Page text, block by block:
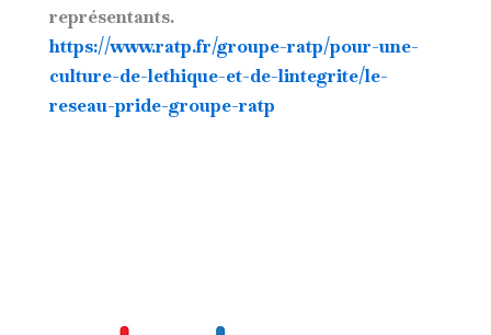
représentants.
https://www.ratp.fr/groupe-ratp/pour-une-
culture-de-lethique-et-de-lintegrite/le-
reseau-pride-groupe-ratp